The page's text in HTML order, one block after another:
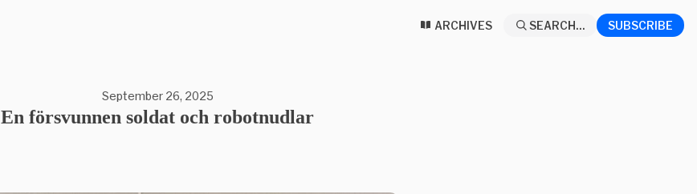
ARCHIVES SEARCH... SUBSCRIBE
September 26, 2025
En försvunnen soldat och robotnudlar